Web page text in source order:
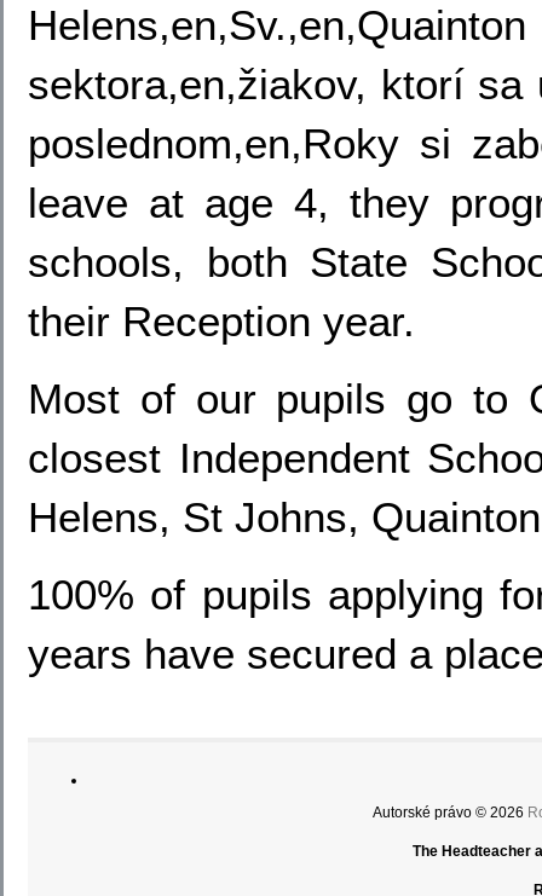
sektora,en,žiakov, ktorí
poslednom,en,Roky si
leave at age 4, they
schools, both State
their Reception year.
Most of our pupils go to
closest Independent
Helens, St Johns,
100% of pupils applying
years have secured a
Autorské právo © 2026
The Headteacher